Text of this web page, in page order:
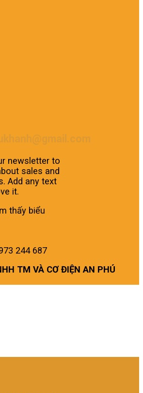
newsletter to
sales and
Add any text
it.
thấy biểu
244 687
TM VÀ CƠ ĐIỆN AN PHÚ